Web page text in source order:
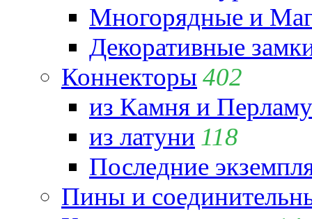
Многорядные и
Декоративные
Коннекторы 402
из Камня и
из латуни 118
Последние
Пины и